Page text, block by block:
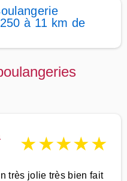
à 11 km de
★★★★★
très jolie très bien fait